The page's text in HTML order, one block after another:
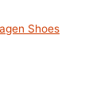
Shoes